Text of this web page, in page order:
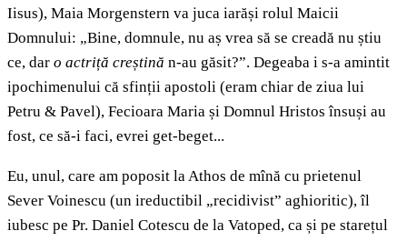
Iisus), Maia Morgenstern va juca iarăși rolul Maicii
Domnului: „Bine, domnule, nu aș vrea să se creadă nu știu
ce, dar o actriță creștină n-au găsit?”. Degeaba i s-a amintit
ipochimenului că sfinții apostoli (eram chiar de ziua lui
Petru & Pavel), Fecioara Maria și Domnul Hristos însuși au
fost, ce să-i faci, evrei get-beget...
Eu, unul, care am poposit la Athos de mînă cu prietenul
Sever Voinescu (un ireductibil „recidivist” aghioritic), îl
iubesc pe Pr. Daniel Cotescu de la Vatoped, ca și pe starețul